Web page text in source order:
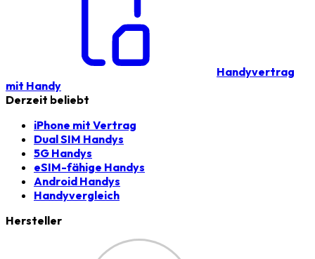
Handyvertrag
mit Handy
Derzeit beliebt
iPhone mit Vertrag
Dual SIM Handys
5G Handys
eSIM-fähige Handys
Android Handys
Handyvergleich
Hersteller